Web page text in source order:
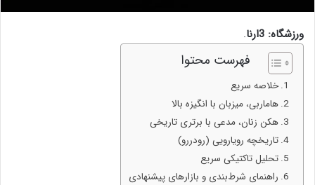
ورزشگاه: 3ارنا .
فهرست محتوا
خلاصه سریع
هاماربی، میزبان با انگیزه بالا
هکن زنان، مدعی با برتری تاریخی
تاریخچه رویارویی (رودررو)
تحلیل تاکتیکی سریع
راهنمای شرط‌بندی و بازارهای پیشنهادی